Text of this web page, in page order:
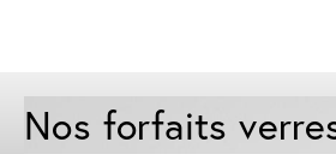
Nos forfaits